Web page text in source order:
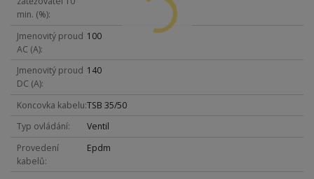
min. (%)
Jmenovitý proud
AC (A)
100
Jmenovitý proud
DC (A)
140
Koncovka kabelu TSB 35/50
Typ ovládání
Ventil
Provedení
kabelů
Epdm